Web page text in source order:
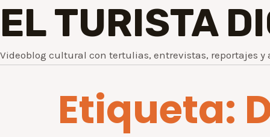
EL TURISTA
Videoblog cultural con tertulias, entrevistas, reportajes y
Etiqueta: